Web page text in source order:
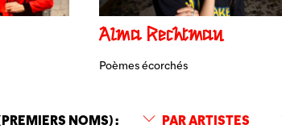
Alma Rechtman
Poèmes écorchés
NOMS) : PAR ARTISTES